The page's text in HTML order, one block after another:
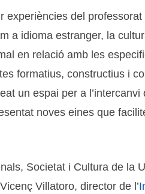
experiències del
a idioma estranger, la
en relació amb les
formatius, constructius i
un espai per a l’intercanvi
noves eines que
Societat i Cultura de la
Villatoro, director de l’